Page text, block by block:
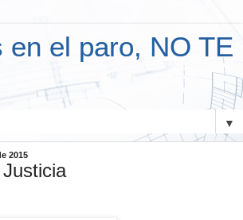
en el paro, NO TE
▼
2015